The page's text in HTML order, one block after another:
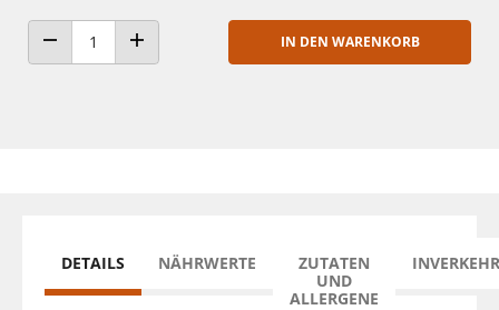
ANZAHL VERRINGERNANZAHL ERHÖHEN
IN DEN WARENKORB
DETAILS NÄHRWERTE
ZUTATEN
UND
ALLERGENE